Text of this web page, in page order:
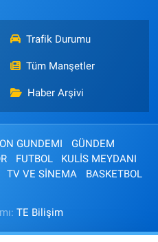
Trafik Durumu
Tüm Manşetler
Haber Arşivi
GUNDEMI
GÜNDEM
FUTBOL
KULİS MEYDANI
TV VE SİNEMA BASKETBOL
TE Bilişim